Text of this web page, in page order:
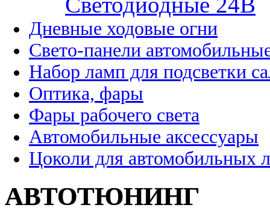
Дневные ходовые огни
Свето-панели
Набор ламп для подсветки
Оптика, фары
Фары рабочего света
Автомобильные аксессуары
Цоколи для автомобильных
АВТОТЮНИНГ